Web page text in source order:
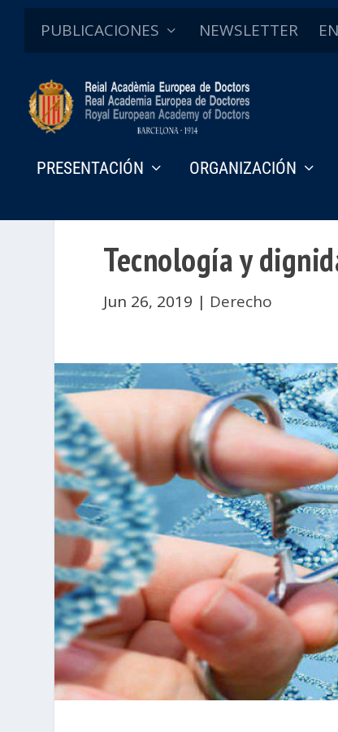
PUBLICACIONES NEWSLETTER
PRESENTACIÓN ORGANIZACIÓN
Tecnología y
Jun 26, 2019 | Derecho